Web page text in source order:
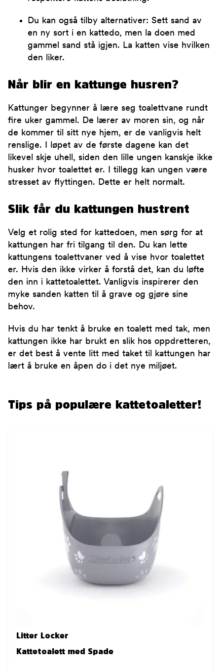
Du kan også tilby alternativer: Sett sand av
en ny sort i en kattedo, men la doen med
gammel sand stå igjen. La katten vise hvilken
den liker.
Når blir en kattunge husren?
Kattunger begynner å lære seg toalettvane rundt
fire uker gammel. De lærer av moren sin, og når
de kommer til sitt nye hjem, er de vanligvis helt
renslige. I løpet av de første dagene kan det
likevel skje uhell, siden den lille ungen kanskje ikke
husker hvor toalettet er. I tillegg kan ungen være
stresset av flyttingen. Dette er helt normalt.
Slik får du kattungen hustrent
Velg et rolig sted for kattedoen, men sørg for at
kattungen har fri tilgang til den. Du kan lette
kattungens toalettvaner ved å vise hvor toalettet
er. Hvis den ikke virker å forstå det, kan du løfte
den inn i kattetoalettet. Vanligvis inspirerer den
myke sanden katten til å grave og gjøre sine
behov.
Hvis du har tenkt å bruke en toalett med tak, men
kattungen ikke har brukt en slik hos oppdretteren,
er det best å vente litt med taket til kattungen har
lært å bruke en åpen do i det nye miljøet.
Tips på populære kattetoaletter!
Litter Locker
Kattetoalett med Spade